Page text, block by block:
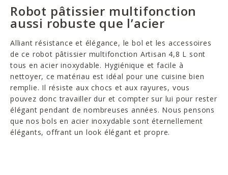
Robot pâtissier multifonction
aussi robuste que l’acier
Alliant résistance et élégance, le bol et les accessoires
de ce robot pâtissier multifonction Artisan 4,8 L sont
tous en acier inoxydable. Hygiénique et facile à
nettoyer, ce matériau est idéal pour une cuisine bien
remplie. Il résiste aux chocs et aux rayures, vous
pouvez donc travailler dur et compter sur lui pour rester
élégant pendant de nombreuses années. Nous pensons
que nos bols en acier inoxydable sont éternellement
élégants, offrant un look élégant et propre.